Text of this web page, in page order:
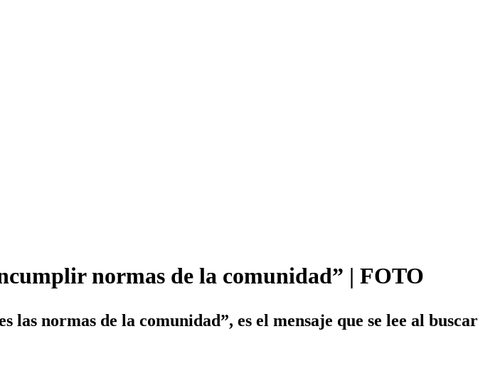
normas de la comunidad” | FOTO
normas de la comunidad”, es el mensaje que se lee al buscar